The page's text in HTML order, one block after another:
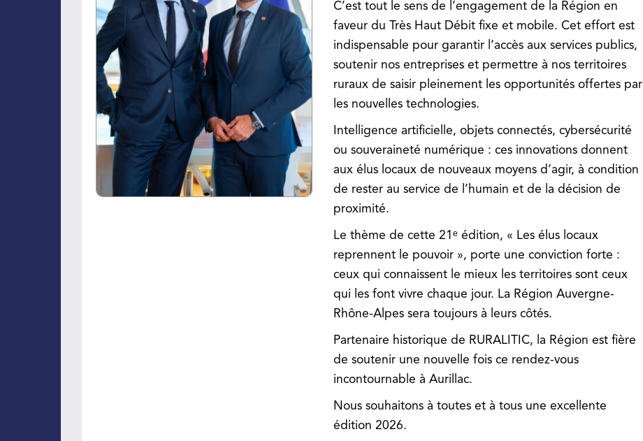
C’est tout le sens de l’engagement de la Région en
faveur du Très Haut Débit fixe et mobile. Cet effort est
indispensable pour garantir l’accès aux services publics,
soutenir nos entreprises et permettre à nos territoires
ruraux de saisir pleinement les opportunités offertes par
les nouvelles technologies.
Intelligence artificielle, objets connectés, cybersécurité
ou souveraineté numérique : ces innovations donnent
aux élus locaux de nouveaux moyens d’agir, à condition
de rester au service de l’humain et de la décision de
proximité.
Le thème de cette 21ᵉ édition, « Les élus locaux
reprennent le pouvoir », porte une conviction forte :
ceux qui connaissent le mieux les territoires sont ceux
qui les font vivre chaque jour. La Région Auvergne-
Rhône-Alpes sera toujours à leurs côtés.
Partenaire historique de RURALITIC, la Région est fière
de soutenir une nouvelle fois ce rendez-vous
incontournable à Aurillac.
Nous souhaitons à toutes et à tous une excellente
édition 2026.